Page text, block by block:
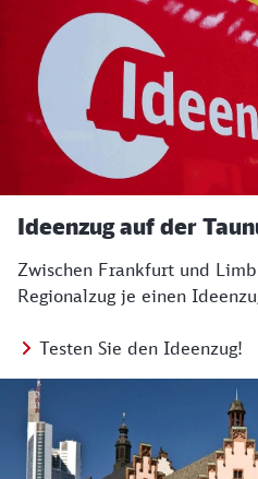
Ideenzug auf der
Zwischen Frankfurt und
Regionalzug je einen
Testen Sie den Ideenzug!